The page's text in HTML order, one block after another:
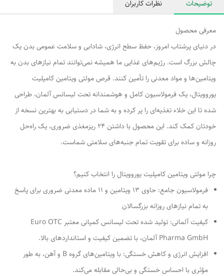
توضیحات نظرات کاربران
معرفی محصول
در دنیای پرشتاب امروز، حفظ سطح انرژی، شادابی و سلامت عمومی بدن یک
چالش بزرگ است. رژیم‌های غذایی ما همیشه نمی‌توانند تمام نیازهای بدن به
ویتامین‌ها و مواد معدنی را تأمین کنند. قرص مولتی ویتامین کامپلیت
یوروویتال، یک فرمولاسیون کامل و هوشمندانه تحت لیسانس آلمان، طراحی
شده تا این خلاء تغذیه‌ای را پر کرده و به شما در دستیابی به بهترین نسخه از
خودتان کمک کند. این محصول با داشتن 24 ریزمغذی ضروری، یک راه‌حل
روزانه و ساده برای تقویت تمام جنبه‌های سلامتی شماست.
چرا مولتی ویتامین کامپلیت یوروویتال را انتخاب کنیم؟
فرمولاسیون جامع: حاوی 13 ویتامین و 11 ماده معدنی ضروری برای پاسخ
به تمام نیازهای روزانه بزرگسالان
کیفیت آلمانی: تولید شده تحت لیسانس کمپانی معتبر Euro OTC
Pharma GmbH آلمان، با تضمین کیفیت و استانداردهای بالا.
افزایش انرژی و کاهش خستگی: با ویتامین‌های گروه B و آهن، به طور
مؤثری با احساس خستگی و بی‌حالی مقابله می‌کند.